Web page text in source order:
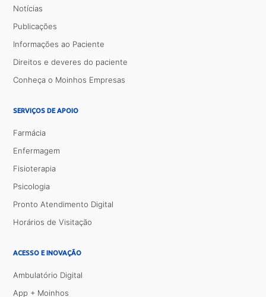
Notícias
Publicações
Informações ao Paciente
Direitos e deveres do paciente
Conheça o Moinhos Empresas
SERVIÇOS DE APOIO
Farmácia
Enfermagem
Fisioterapia
Psicologia
Pronto Atendimento Digital
Horários de Visitação
ACESSO E INOVAÇÃO
Ambulatório Digital
App + Moinhos